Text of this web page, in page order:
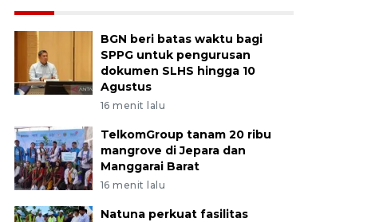
BGN beri batas waktu bagi
SPPG untuk pengurusan
dokumen SLHS hingga 10
Agustus
16 menit lalu
TelkomGroup tanam 20 ribu
mangrove di Jepara dan
Manggarai Barat
16 menit lalu
Natuna perkuat fasilitas